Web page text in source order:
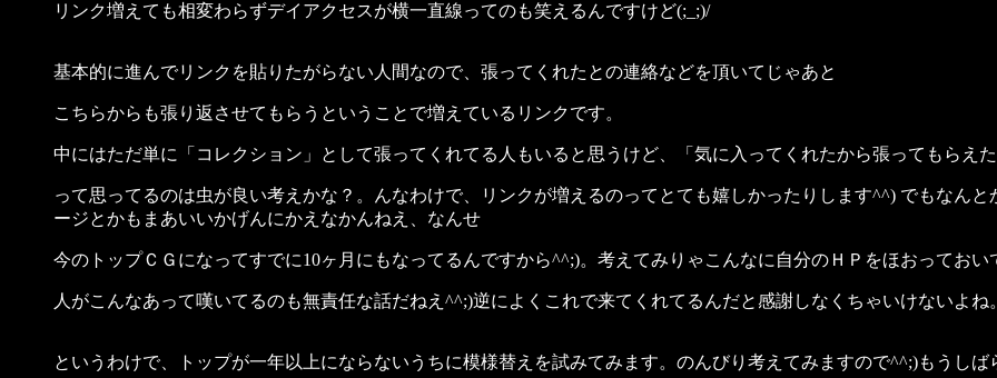
リンク増えても相変わらずデイアクセスが横一直線ってのも笑えるんですけど(;_;)/
基本的に進んでリンクを貼りたがらない人間なので、張ってくれたとの連絡などを頂いてじゃあと
こちらからも張り返させてもらうということで増えているリンクです。
中にはただ単に「コレクション」として張ってくれてる人もいると思うけど、「気に入ってくれたから張ってもらえ
って思ってるのは虫が良い考えかな？。んなわけで、リンクが増えるのってとても嬉しかったりします^^) でもなんと
ージとかもまあいいかげんにかえなかんねえ、なんせ
今のトップＣＧになってすでに10ヶ月にもなってるんですから^^;)。考えてみりゃこんなに自分のＨＰをほおっておい
人がこんなあって嘆いてるのも無責任な話だねえ^^;)逆によくこれで来てくれてるんだと感謝しなくちゃいけないよね
というわけで、トップが一年以上にならないうちに模様替えを試みてみます。のんびり考えてみますので^^;)もうしば